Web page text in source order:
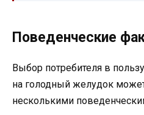
Поведенческие
Выбор потребителя в
на голодный желудок
несколькими